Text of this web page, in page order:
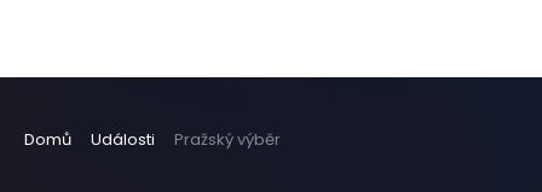
Domů Události Pražský výběr